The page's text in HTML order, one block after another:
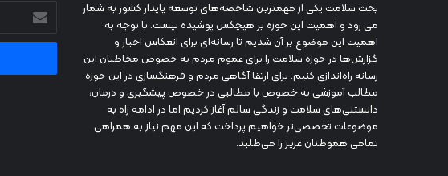
بحث سلامت یکی از مهمترین شاخصه‌های توسعه پایدار کشور به شمار
می رود و اهمیت این حوزه بر هیچکس پوشیده نیست. با توجه به
اهمیت این موضوع بر آن شدیم تا رسانه‌ای برای انعکاس اخبار و
گزارش‌ها در حوزه سلامت را برای عموم مردم به خصوص مخاطبان این
رسانه راه‌اندازی کنیم. برای ارتقا آگاهی مردم و فرهنگسازی در این حوزه
مطالب آموزشی به خصوص با مطالبی در خصوص پیشگیری و درمان،
دانستنی‌های سلامت و زندگی سالم آغاز کردیم اما در ادامه راه به
موضوعات تخصصی‌تر خواهیم پرداخت که این مهم نیاز به همراهی
تمامی هموطنان عزیز را می‌طلبد.
آدرس
ایمیل
خود
وارد